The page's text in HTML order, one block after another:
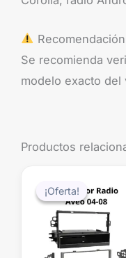
Se recomienda
modelo exacto del
Productos
¡Oferta!
¡Oferta!
precio
original
era: